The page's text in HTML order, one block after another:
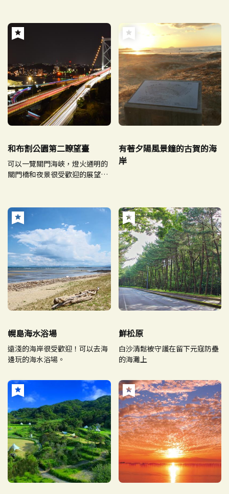
和布割公園第二瞭望臺
可以一覽關門海峽，燈火通明的
關門橋和夜景很受歡迎的展望公
有著夕陽風景鐘的古賀的海
岸
幌島海水浴場
遠淺的海岸很受歡迎！可以去海
邊玩的海水浴場。
鮮松原
白沙清鬆被守護在留下元寇防壘
的海灘上